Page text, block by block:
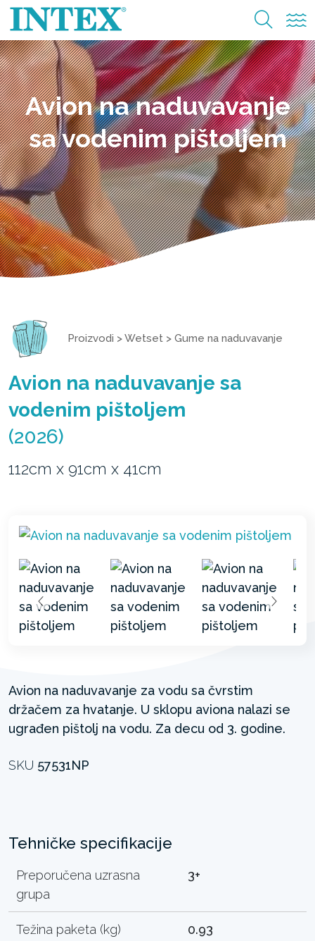
Avion na naduvavanje
sa vodenim pištoljem
Proizvodi >Wetset > Gume na naduvavanje
Avion na naduvavanje sa
vodenim pištoljem
(2026)
112cm x 91cm x 41cm
Avion na naduvavanje za vodu sa čvrstim
držačem za hvatanje. U sklopu aviona nalazi se
ugrađen pištolj na vodu. Za decu od 3. godine.
SKU 57531NP
Tehničke specifikacije
Preporučena uzrasna
grupa
3+
Težina paketa (kg) 0.93